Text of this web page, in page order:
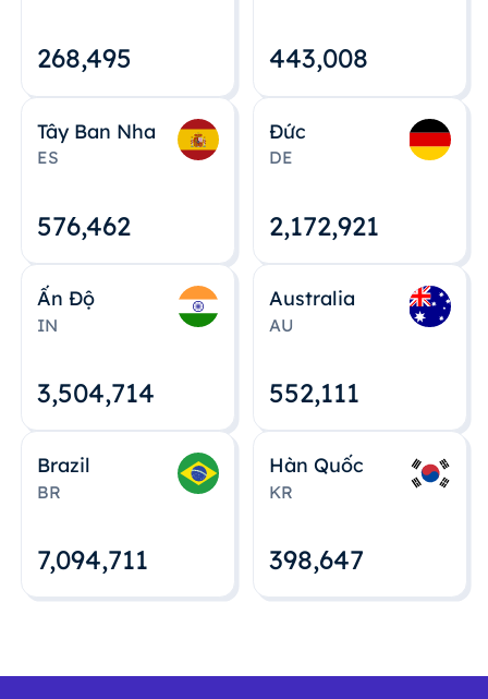
268,495 443,008
Tây Ban Nha
ES
576,463
Đức
DE
2,172,922
Ấn Độ
IN
3,504,715
Australia
AU
552,112
Brazil
BR
7,094,712
Hàn Quốc
KR
398,648